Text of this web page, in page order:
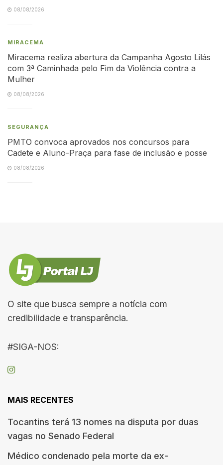
08/08/2026
MIRACEMA
Miracema realiza abertura da Campanha Agosto Lilás
com 3ª Caminhada pelo Fim da Violência contra a
Mulher
08/08/2026
SEGURANÇA
PMTO convoca aprovados nos concursos para
Cadete e Aluno-Praça para fase de inclusão e posse
08/08/2026
O site que busca sempre a notícia com
credibilidade e transparência.
#SIGA-NOS:
MAIS RECENTES
Tocantins terá 13 nomes na disputa por duas
vagas no Senado Federal
Médico condenado pela morte da ex-